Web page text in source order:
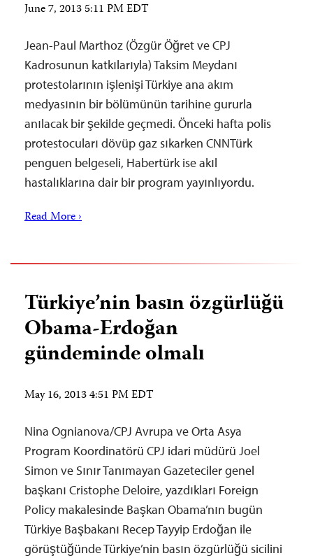
June 7, 2013 5:11 PM EDT
Jean-Paul Marthoz (Özgür Öğret ve CPJ
Kadrosunun katkılarıyla) Taksim Meydanı
protestolarının işlenişi Türkiye ana akım
medyasının bir bölümünün tarihine gururla
anılacak bir şekilde geçmedi. Önceki hafta polis
protestocuları dövüp gaz sıkarken CNNTürk
penguen belgeseli, Habertürk ise akıl
hastalıklarına dair bir program yayınlıyordu.
Read More ›
Türkiye’nin basın özgürlüğü
Obama-Erdoğan
gündeminde olmalı
May 16, 2013 4:51 PM EDT
Nina Ognianova/CPJ Avrupa ve Orta Asya
Program Koordinatörü CPJ idari müdürü Joel
Simon ve Sınır Tanımayan Gazeteciler genel
başkanı Cristophe Deloire, yazdıkları Foreign
Policy makalesinde Başkan Obama’nın bugün
Türkiye Başbakanı Recep Tayyip Erdoğan ile
görüştüğünde Türkiye’nin basın özgürlüğü sicilini